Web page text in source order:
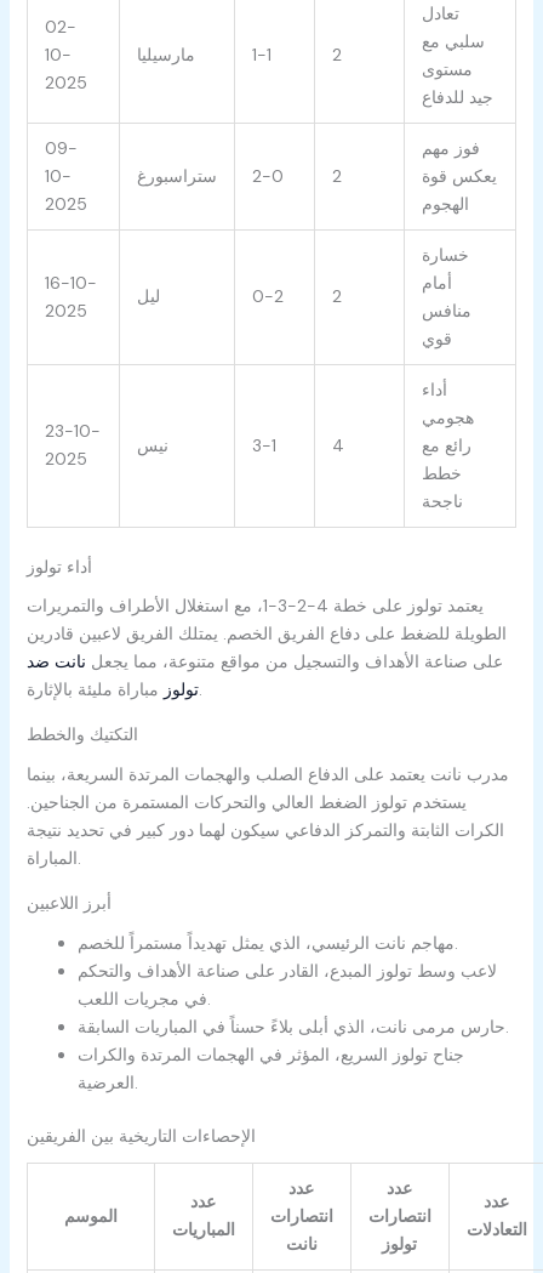
02-
10-
2025
مارسيليا 1-1 2
تعادل
سلبي مع
مستوى
جيد للدفاع
09-
10-
2025
ستراسبورغ 2-0 2
فوز مهم
يعكس قوة
الهجوم
16-10-
2025
ليل 0-2 2
خسارة
أمام
منافس
قوي
23-10-
2025
نيس 3-1 4
أداء
هجومي
رائع مع
خطط
ناجحة
أداء تولوز
يعتمد تولوز على خطة 4-2-3-1، مع استغلال الأطراف والتمريرات
الطويلة للضغط على دفاع الفريق الخصم. يمتلك الفريق لاعبين قادرين
على صناعة الأهداف والتسجيل من مواقع متنوعة، مما يجعل نانت ضد
تولوزمباراة مليئة بالإثارة.
التكتيك والخطط
مدرب نانت يعتمد على الدفاع الصلب والهجمات المرتدة السريعة، بينما
يستخدم تولوز الضغط العالي والتحركات المستمرة من الجناحين.
الكرات الثابتة والتمركز الدفاعي سيكون لهما دور كبير في تحديد نتيجة
المباراة.
أبرز اللاعبين
مهاجم نانت الرئيسي، الذي يمثل تهديداً مستمراً للخصم.
لاعب وسط تولوز المبدع، القادر على صناعة الأهداف والتحكم
في مجريات اللعب.
حارس مرمى نانت، الذي أبلى بلاءً حسناً في المباريات السابقة.
جناح تولوز السريع، المؤثر في الهجمات المرتدة والكرات
العرضية.
الإحصاءات التاريخية بين الفريقين
الموسم
عدد
المباريات
عدد
انتصارات
نانت
عدد
انتصارات
تولوز
عدد
التعادلات